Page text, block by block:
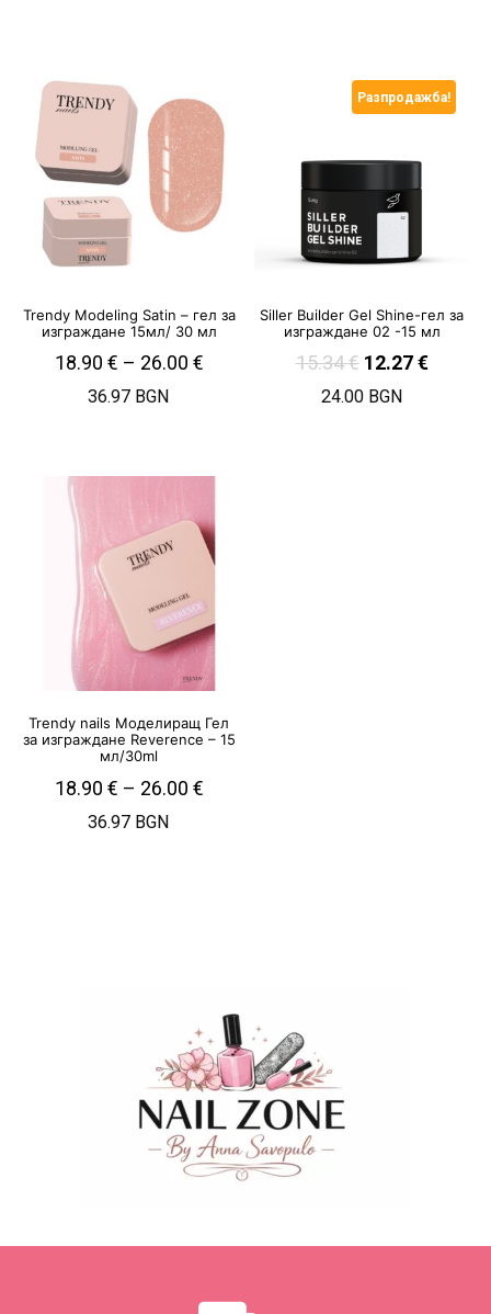
Trendy Modeling Satin – гел за
изграждане 15мл/ 30 мл
18.90 € – 26.00 €
36.97 BGN
Разпродажба!
Siller Builder Gel Shine-гел за
изграждане 02 -15 мл
15.34€ 12.27€
24.00 BGN
Trendy nails Моделиращ Гел
за изграждане Reverence – 15
мл/30ml
18.90 € – 26.00 €
36.97 BGN